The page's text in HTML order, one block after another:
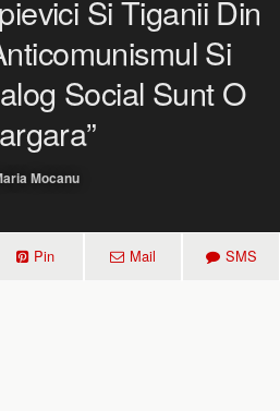
Si Tiganii Din
Si
Social Sunt O
Mocanu
Pin Mail SMS